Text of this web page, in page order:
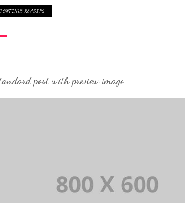
CONTINUE READING
post with preview image